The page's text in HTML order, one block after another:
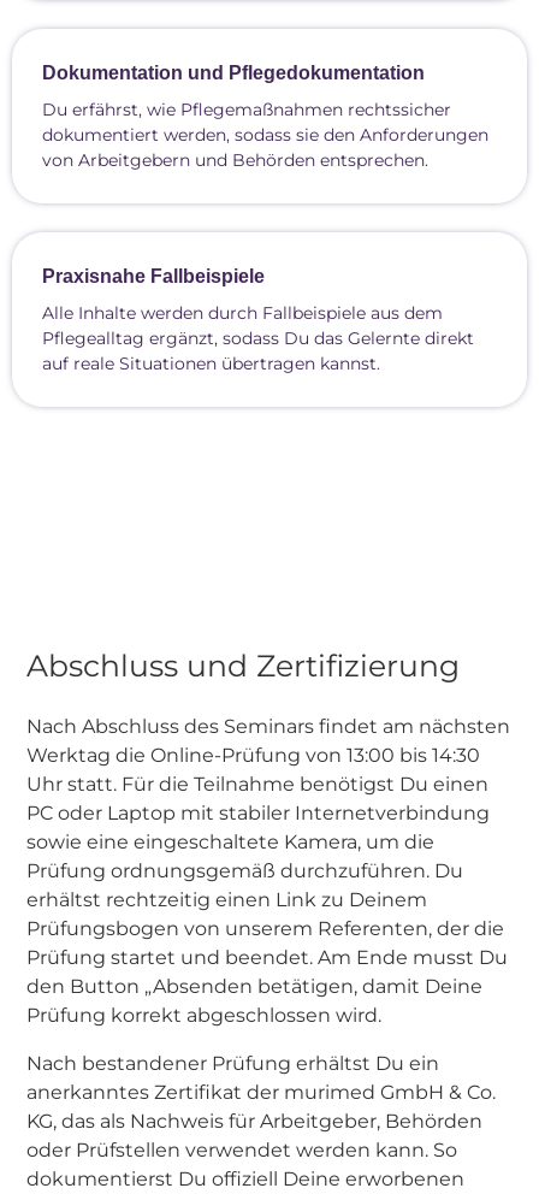
Dokumentation und Pflegedokumentation
Du erfährst, wie Pflegemaßnahmen rechtssicher
dokumentiert werden, sodass sie den Anforderungen
von Arbeitgebern und Behörden entsprechen.
Praxisnahe Fallbeispiele
Alle Inhalte werden durch Fallbeispiele aus dem
Pflegealltag ergänzt, sodass Du das Gelernte direkt
auf reale Situationen übertragen kannst.
Abschluss und Zertifizierung
Nach Abschluss des Seminars findet am nächsten
Werktag die Online-Prüfung von 13:00 bis 14:30
Uhr statt. Für die Teilnahme benötigst Du einen
PC oder Laptop mit stabiler Internetverbindung
sowie eine eingeschaltete Kamera, um die
Prüfung ordnungsgemäß durchzuführen. Du
erhältst rechtzeitig einen Link zu Deinem
Prüfungsbogen von unserem Referenten, der die
Prüfung startet und beendet. Am Ende musst Du
den Button „Absenden betätigen, damit Deine
Prüfung korrekt abgeschlossen wird.
Nach bestandener Prüfung erhältst Du ein
anerkanntes Zertifikat der murimed GmbH & Co.
KG, das als Nachweis für Arbeitgeber, Behörden
oder Prüfstellen verwendet werden kann. So
dokumentierst Du offiziell Deine erworbenen